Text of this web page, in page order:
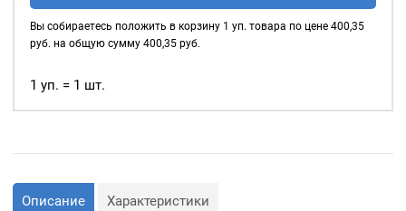
ножа
под
ТЕР-2
Вы собираетесь положить в корзину 1 уп. товара по цене 400,35
руб. на общую сумму 400,35руб.
1 уп. = 1 шт.
Описание Характеристики